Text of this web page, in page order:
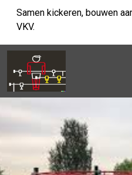
naar
inhoud
Samen kickeren, bouwen
VKV.